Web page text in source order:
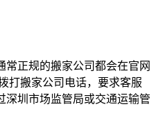
正规的搬家公司都会在官网
打搬家公司电话，要求客服
深圳市场监管局或交通运输管